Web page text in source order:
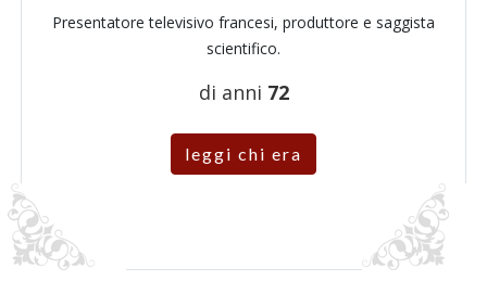
Presentatore televisivo francesi, produttore e saggista
scientifico.
di anni 72
leggi chi era